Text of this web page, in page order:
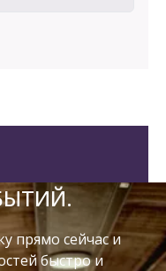
прямо сейчас и
быстро и